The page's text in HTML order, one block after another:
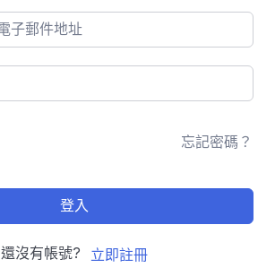
忘記密碼？
登入
還沒有帳號? 立即註冊